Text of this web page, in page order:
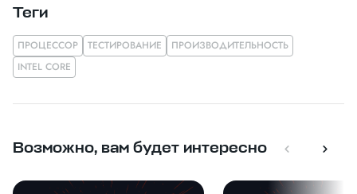
Теги
ПРОЦЕССОР ТЕСТИРОВАНИЕ
ПРОИЗВОДИТЕЛЬНОСТЬ
INTEL CORE
Возможно, вам будет интересно